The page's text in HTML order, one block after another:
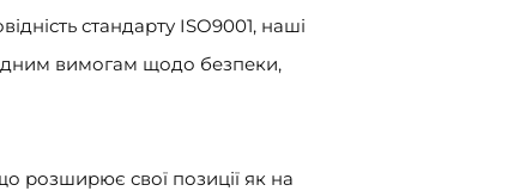
стандарту ISO9001, наші
вимогам щодо безпеки,
розширює свої позиції як на